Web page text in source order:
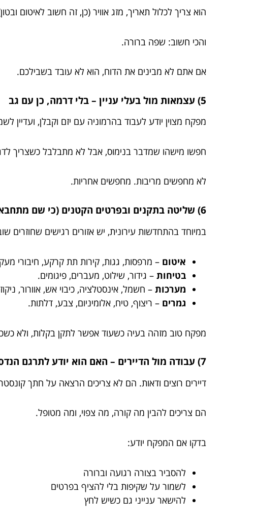
הוא צריך לכלול תאריך, מזג אוויר (כן, זה חשוב לאיטום
והכי חשוב: שפה ברורה.
אם אתם לא מבינים את הדוח, הוא לא עובד בשבילכם.
5) עצמאות מול בעלי עניין – בלי דרמה, כן עם גב
מפקח מצוין יודע לעבוד בהרמוניה עם יזם וקבלן, ועדיין
חפשו מישהו שמדבר בנימוס, אבל לא מתבלבל כשצריך
לא מחפשים מריבות. מחפשים אחריות.
6) שליטה בתקנים ובפרטים הקטנים (כי שם מתחבאים הכסף והנזילות)
במיוחד בהתחדשות עירונית, יש אזורים רגישים שחוזרים
איטום – מרפסות, גגות, קירות תת קרקע, חיבורי
בטיחות – גידור, שילוט, מעברים, פיגומים.
מערכות – חשמל, אינסטלציה, כיבוי אש, אוורור,
גמרים – ריצוף, טיח, אלומיניום, צבע, דלתות.
מפקח טוב מזהה בעיה כשעוד אפשר לתקן בקלות, ולא
7) עבודה מול הדיירים – האם הוא יודע לתרגם הנדסה לאנשים?
דיירים רוצים ודאות. הם לא צריכים הרצאה על חתך
הם צריכים להבין מה קורה, מה צפוי, ומה מטופל.
בדקו אם המפקח יודע:
להסביר בצורה רגועה וברורה
לשמור על שקיפות בלי להציף בפרטים
להישאר ענייני גם כשיש לחץ